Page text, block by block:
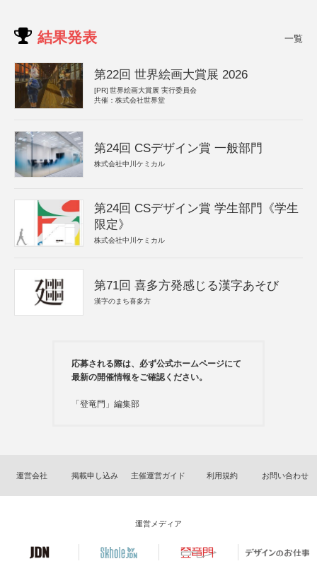
結果発表 一覧
第22回 世界絵画大賞展 2026
[PR] 世界絵画大賞展 実行委員会
共催：株式会社世界堂
第24回 CSデザイン賞 一般部門
株式会社中川ケミカル
第24回 CSデザイン賞 学生部門《学生
限定》
株式会社中川ケミカル
第71回 喜多方発感じる漢字あそび
漢字のまち喜多方
応募される際は、必ず公式ホームページにて
最新の開催情報をご確認ください。
「登竜門」編集部
運営会社 掲載申し込み 主催運営ガイド 利用規約 お問い合わせ
運営メディア